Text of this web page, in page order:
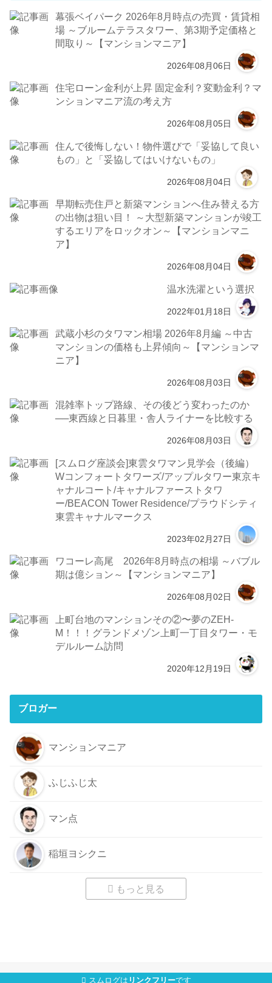
幕張ベイパーク 2026年8月時点の売買・賃貸相
場 ～ブルームテラスタワー、第3期予定価格と
間取り～【マンションマニア】
2026年08月06日
住宅ローン金利が上昇 固定金利？変動金利？マ
ンションマニア流の考え方
2026年08月05日
住んで後悔しない！物件選びで「妥協して良い
もの」と「妥協してはいけないもの」
2026年08月04日
早期転売住戸と新築マンションへ住み替える方
の出物は狙い目！ ～大型新築マンションが竣工
するエリアをロックオン～【マンションマニ
ア】
2026年08月04日
温水洗濯という選択
2022年01月18日
武蔵小杉のタワマン相場 2026年8月編 ～中古
マンションの価格も上昇傾向～【マンションマ
ニア】
2026年08月03日
混雑率トップ路線、その後どう変わったのか
──東西線と日暮里・舎人ライナーを比較する
2026年08月03日
[スムログ座談会]東雲タワマン見学会（後編）
Wコンフォートタワーズ/アップルタワー東京キ
ャナルコート/キャナルファーストタワ
ー/BEACON Tower Residence/プラウドシティ
東雲キャナルマークス
2023年02月27日
ワコーレ高尾 2026年8月時点の相場 ～バブル
期は億ション～【マンションマニア】
2026年08月02日
上町台地のマンションその②〜夢のZEH-
M！！！グランドメゾン上町一丁目タワー・モ
デルルーム訪問
2020年12月19日
ブロガー
マンションマニア
ふじふじ太
マン点
稲垣ヨシクニ
もっと見る
スムログは リンクフリーです